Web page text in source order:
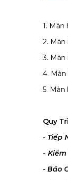
1.
2.
3.
4.
5. Màn
Quy
- Tiếp
- Kiểm
- Báo